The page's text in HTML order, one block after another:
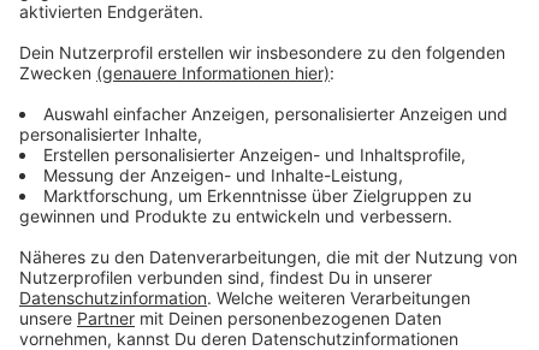
Menschen vor, die eher geschützt werden müssen und
warte bis ich an der Reihe bin. Und auch Ulla wartet, bis
sie dran ist und ihr Hausrzt sie impft.
Anzeige
09:18 Uhr - Ibbenbüren: Corona-Fälle bei Fiege
Nach einem Corona-Ausbruch am Fiege-Standort in
Ibbenbüren rechnet das Unternehmen heute mit
Ergebnissen eines Flächen-PCR-Tests. Alle
Mitarbeiter*innen am Standort Ibbenbüren und